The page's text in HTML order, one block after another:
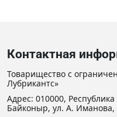
Контактная
Товарищество с
Лубрикантс»
Адрес: 010000,
Байконыр, ул. А. Иманова,